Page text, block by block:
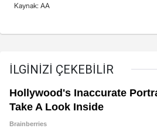
Kaynak: AA